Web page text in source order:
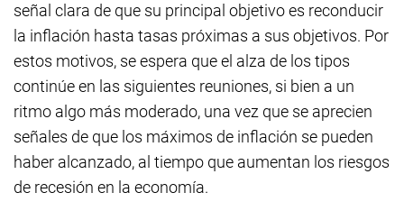
señal clara de que su principal objetivo es reconducir
la inflación hasta tasas próximas a sus objetivos. Por
estos motivos, se espera que el alza de los tipos
continúe en las siguientes reuniones, si bien a un
ritmo algo más moderado, una vez que se aprecien
señales de que los máximos de inflación se pueden
haber alcanzado, al tiempo que aumentan los riesgos
de recesión en la economía.